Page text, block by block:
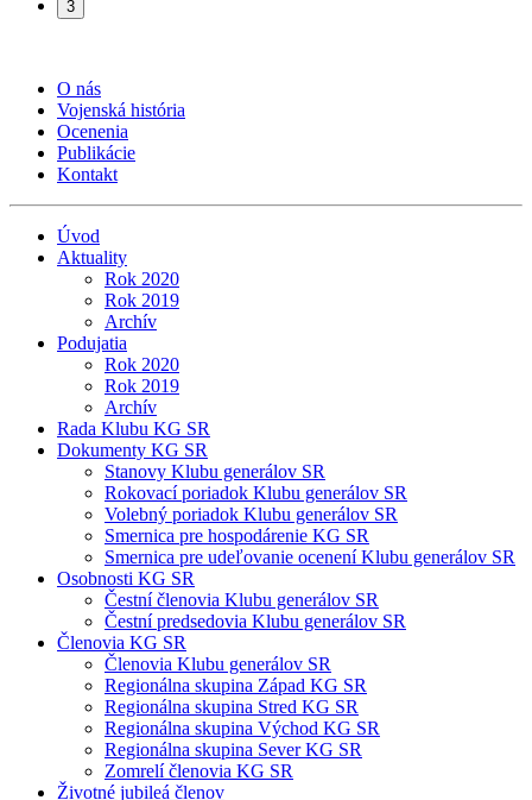
3
O nás
Vojenská história
Ocenenia
Publikácie
Kontakt
Úvod
Aktuality
Rok 2020
Rok 2019
Archív
Podujatia
Rok 2020
Rok 2019
Archív
Rada Klubu KG SR
Dokumenty KG SR
Stanovy Klubu generálov SR
Rokovací poriadok Klubu generálov SR
Volebný poriadok Klubu generálov SR
Smernica pre hospodárenie KG SR
Smernica pre udeľovanie ocenení Klubu generálov SR
Osobnosti KG SR
Čestní členovia Klubu generálov SR
Čestní predsedovia Klubu generálov SR
Členovia KG SR
Členovia Klubu generálov SR
Regionálna skupina Západ KG SR
Regionálna skupina Stred KG SR
Regionálna skupina Východ KG SR
Regionálna skupina Sever KG SR
Zomrelí členovia KG SR
Životné jubileá členov